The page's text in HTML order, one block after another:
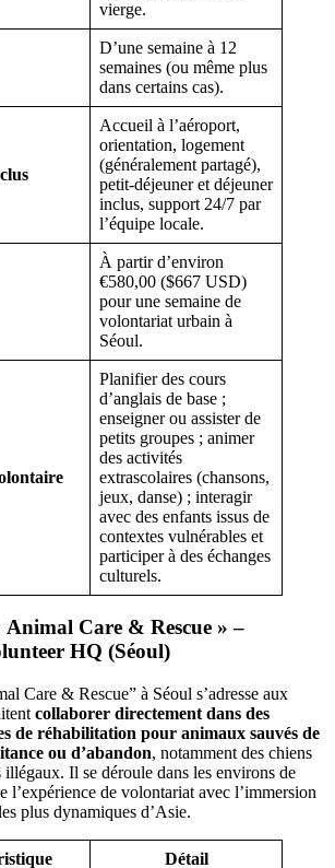
vierge.
D’une semaine à 12
semaines (ou même plus
dans certains cas).
Accueil à l’aéroport,
orientation, logement
(généralement partagé),
petit-déjeuner et déjeuner
inclus, support 24/7 par
l’équipe locale.
À partir d’environ
€580,00 ($667 USD)
pour une semaine de
volontariat urbain à
Séoul.
Planifier des cours
d’anglais de base ;
enseigner ou assister de
petits groupes ; animer
des activités
extrascolaires (chansons,
jeux, danse) ; interagir
avec des enfants issus de
contextes vulnérables et
participer à des échanges
culturels.
Care & Rescue » –
HQ (Séoul)
Care & Rescue” à Séoul s’adresse aux
collaborer directement dans des
de réhabilitation pour animaux sauvés de
ou d’abandon, notamment des chiens
illégaux. Il se déroule dans les environs de
l’expérience de volontariat avec l’immersion
plus dynamiques d’Asie.
Détail